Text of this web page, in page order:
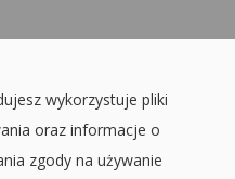
wykorzystuje pliki
oraz informacje o
zgody na używanie